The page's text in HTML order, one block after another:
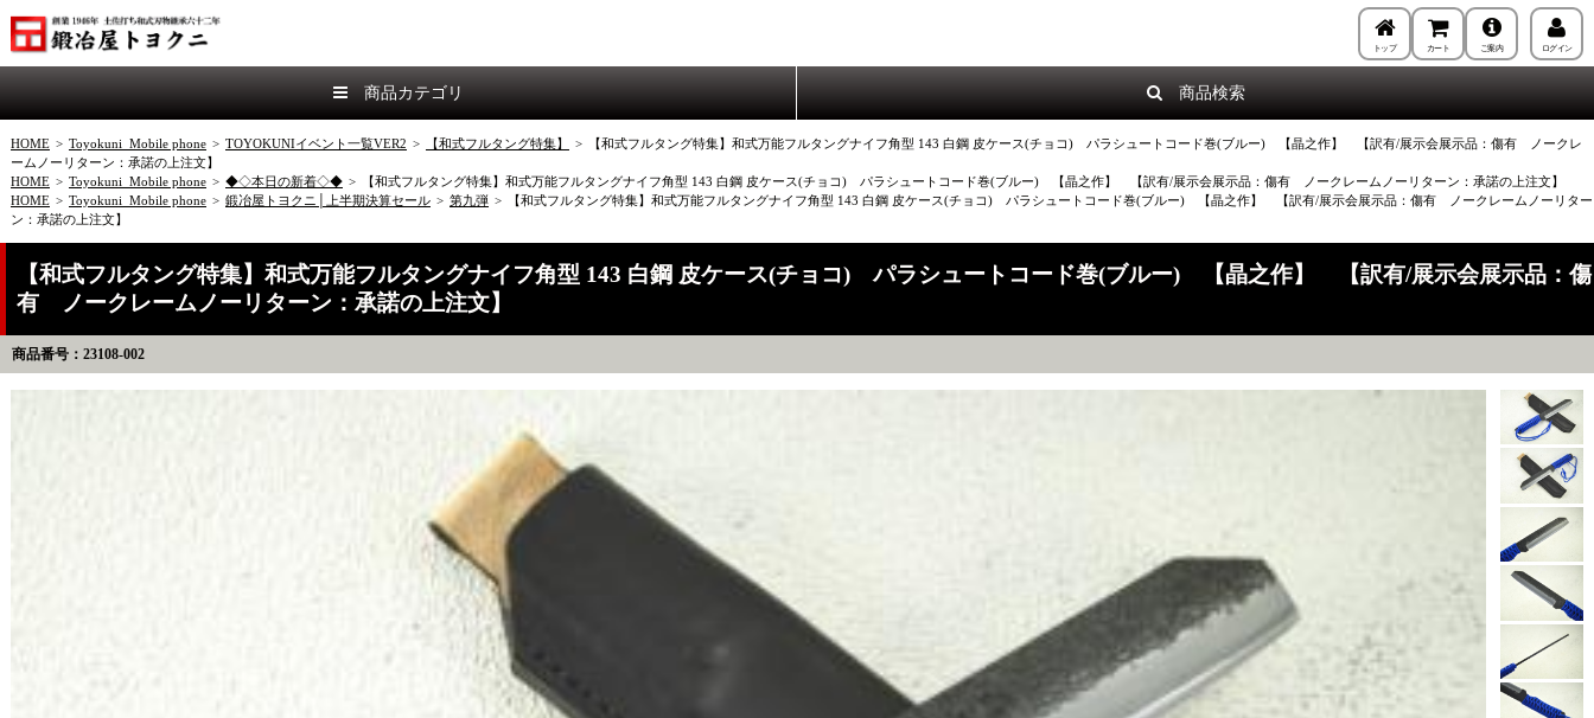
トップ カート ご案内 ログイン
商品カテゴリ 商品検索
HOME > Toyokuni_Mobile phone > TOYOKUNIイベント一覧VER2 > 【和式フルタング特集】 >
【和式フルタング特集】和式万能フルタングナイフ角型 143 白鋼 皮ケース(チョコ) パラシュートコード巻(ブルー) 【晶之作】 【訳有/展示会展示品：傷有 ノークレ
ームノーリターン：承諾の上注文】
HOME > Toyokuni_Mobile phone > ◆◇本日の新着◇◆ >
【和式フルタング特集】和式万能フルタングナイフ角型 143 白鋼 皮ケース(チョコ) パラシュートコード巻(ブルー) 【晶之作】 【訳有/展示会展示品：傷有 ノークレームノーリターン：承諾の上注文】
HOME > Toyokuni_Mobile phone > 鍛冶屋トヨクニ│上半期決算セール > 第九弾 >
【和式フルタング特集】和式万能フルタングナイフ角型 143 白鋼 皮ケース(チョコ) パラシュートコード巻(ブルー) 【晶之作】 【訳有/展示会展示品：傷有 ノークレームノーリター
ン：承諾の上注文】
【和式フルタング特集】和式万能フルタングナイフ角型 143 白鋼 皮ケース(チョコ) パラシュートコード巻(ブルー) 【晶之作】 【訳有/展示会展示品：傷
有 ノークレームノーリターン：承諾の上注文】
商品番号：23108-002